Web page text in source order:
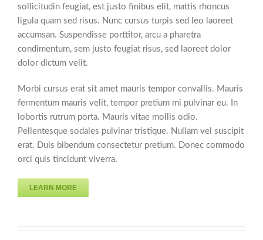
sollicitudin feugiat, est justo finibus elit, mattis rhoncus
ligula quam sed risus. Nunc cursus turpis sed leo laoreet
accumsan. Suspendisse porttitor, arcu a pharetra
condimentum, sem justo feugiat risus, sed laoreet dolor
dolor dictum velit.
Morbi cursus erat sit amet mauris tempor convallis. Mauris
fermentum mauris velit, tempor pretium mi pulvinar eu. In
lobortis rutrum porta. Mauris vitae mollis odio.
Pellentesque sodales pulvinar tristique. Nullam vel suscipit
erat. Duis bibendum consectetur pretium. Donec commodo
orci quis tincidunt viverra.
LEARN MORE